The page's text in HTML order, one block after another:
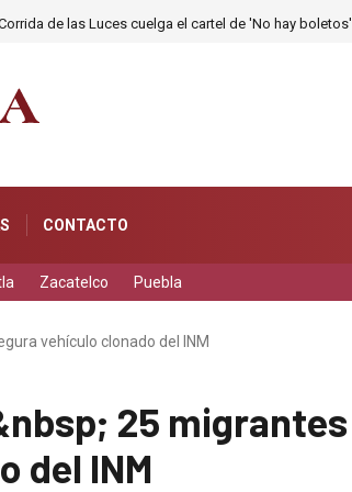
de las Luces cuelga el cartel de 'No hay boletos'
CONTACTO
Zacatelco Puebla
vehículo clonado del INM
25 migrantes
del INM